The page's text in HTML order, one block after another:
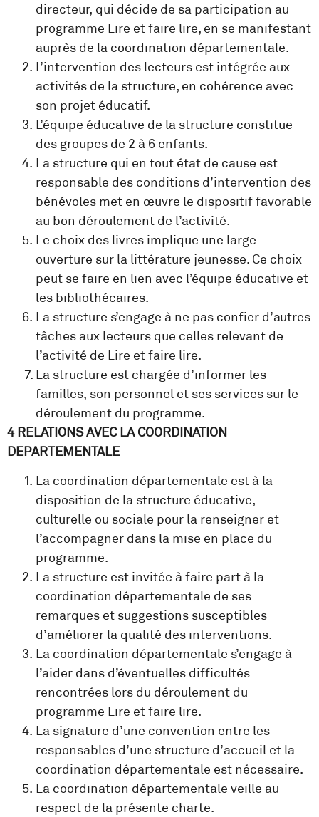
directeur, qui décide de sa participation au
programme Lire et faire lire, en se manifestant
auprès de la coordination départementale.
L’intervention des lecteurs est intégrée aux
activités de la structure, en cohérence avec
son projet éducatif.
L’équipe éducative de la structure constitue
des groupes de 2 à 6 enfants.
La structure qui en tout état de cause est
responsable des conditions d’intervention des
bénévoles met en œuvre le dispositif favorable
au bon déroulement de l’activité.
Le choix des livres implique une large
ouverture sur la littérature jeunesse. Ce choix
peut se faire en lien avec l’équipe éducative et
les bibliothécaires.
La structure s’engage à ne pas confier d’autres
tâches aux lecteurs que celles relevant de
l’activité de Lire et faire lire.
La structure est chargée d’informer les
familles, son personnel et ses services sur le
déroulement du programme.
4 RELATIONS AVEC LA COORDINATION
DEPARTEMENTALE
La coordination départementale est à la
disposition de la structure éducative,
culturelle ou sociale pour la renseigner et
l’accompagner dans la mise en place du
programme.
La structure est invitée à faire part à la
coordination départementale de ses
remarques et suggestions susceptibles
d’améliorer la qualité des interventions.
La coordination départementale s’engage à
l’aider dans d’éventuelles difficultés
rencontrées lors du déroulement du
programme Lire et faire lire.
La signature d’une convention entre les
responsables d’une structure d’accueil et la
coordination départementale est nécessaire.
La coordination départementale veille au
respect de la présente charte.